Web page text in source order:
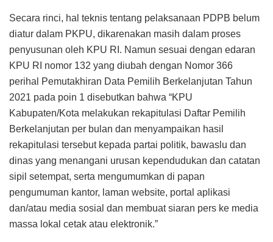
Secara rinci, hal teknis tentang pelaksanaan PDPB belum
diatur dalam PKPU, dikarenakan masih dalam proses
penyusunan oleh KPU RI. Namun sesuai dengan edaran
KPU RI nomor 132 yang diubah dengan Nomor 366
perihal Pemutakhiran Data Pemilih Berkelanjutan Tahun
2021 pada poin 1 disebutkan bahwa “KPU
Kabupaten/Kota melakukan rekapitulasi Daftar Pemilih
Berkelanjutan per bulan dan menyampaikan hasil
rekapitulasi tersebut kepada partai politik, bawaslu dan
dinas yang menangani urusan kependudukan dan catatan
sipil setempat, serta mengumumkan di papan
pengumuman kantor, laman website, portal aplikasi
dan/atau media sosial dan membuat siaran pers ke media
massa lokal cetak atau elektronik.”